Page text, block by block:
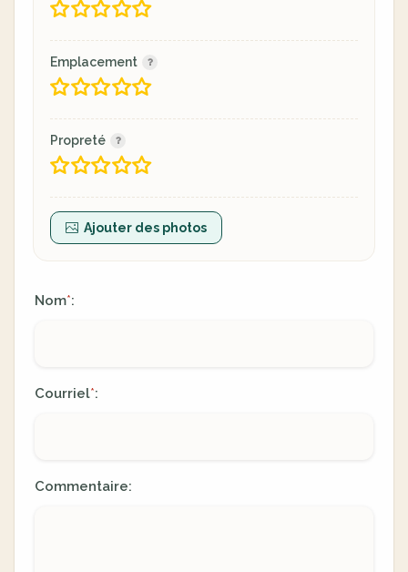
Emplacement
Propreté
Ajouter des photos
Nom*:
Courriel*:
Commentaire: